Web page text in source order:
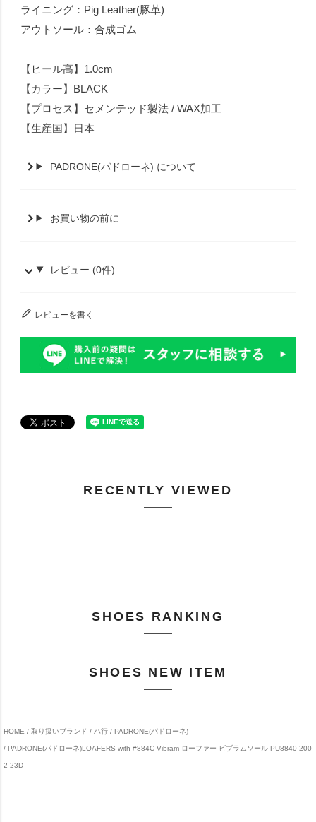
ライニング：Pig Leather(豚革)
アウトソール：合成ゴム
【ヒール高】1.0cm
【カラー】BLACK
【プロセス】セメンテッド製法 / WAX加工
【生産国】日本
PADRONE(パドローネ) について
お買い物の前に
レビュー (0件)
レビューを書く
RECENTLY VIEWED
SHOES RANKING
SHOES NEW ITEM
HOME 取り扱いブランド ハ行 PADRONE(パドローネ)
PADRONE(パドローネ)LOAFERS with #884C Vibram ローファー ビブラムソール PU8840-200
2-23D